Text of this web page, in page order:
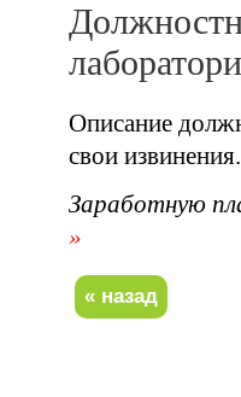
Описание
свои извинения.
Заработную
»